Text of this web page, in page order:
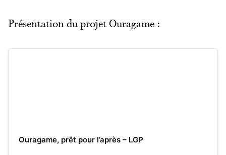
Présentation du projet Ouragame :
Ouragame, prêt pour l’après – LGP